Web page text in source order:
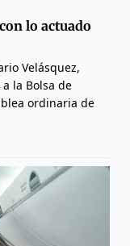
lo actuado
Velásquez,
la Bolsa de
ordinaria de